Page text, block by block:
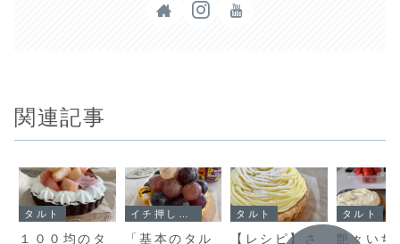
関連記事
タルト
１００均のタ
「基本のタル
タルト
【レシピ】さ
タルト
艶々いち